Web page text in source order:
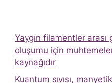
Yaygın filamentler arası
oluşumu için
kaynağıdır
Kuantum sıvısı,